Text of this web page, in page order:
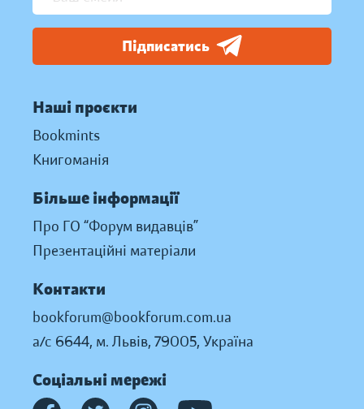
Підписатись
Наші проєкти
Bookmints
Книгоманія
Більше інформації
Про ГО “Форум видавців”
Презентаційні матеріали
Контакти
bookforum@bookforum.com.ua
а/с 6644, м. Львів, 79005, Україна
Соціальні мережі